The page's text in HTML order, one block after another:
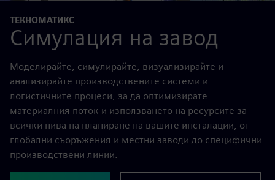
ТЕКНОМАТИКС
Симулация на завод
Моделирайте, симулирайте, визуализирайте и
анализирайте производствените системи и
логистичните процеси, за да оптимизирате
материалния поток и използването на ресурсите за
всички нива на планиране на вашите инсталации, от
глобални съоръжения и местни заводи до специфични
производствени линии.